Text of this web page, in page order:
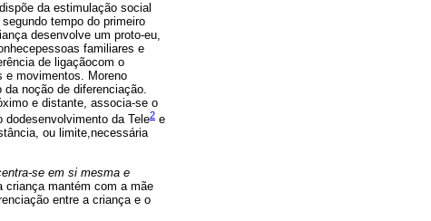
da estimulação social
tempo do primeiro
desenvolve um proto-eu,
familiares e
de ligaçãocom o
e movimentos. Moreno
noção de diferenciação.
e distante, associa-se o
da Tele2 e
ou limite,necessária
se em si mesma e
criança mantém com a mãe
entre a criança e o